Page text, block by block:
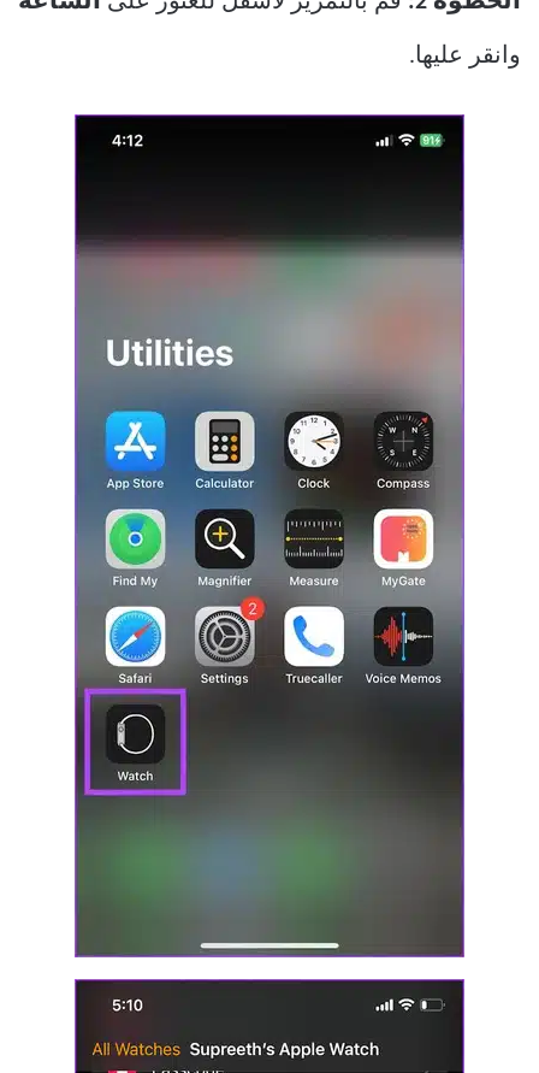
وانقر عليها.